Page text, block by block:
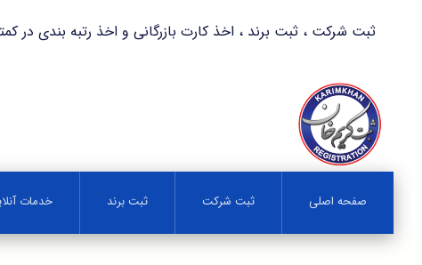
ثبت شرکت ، ثبت برند ، اخذ کارت بازرگانی و اخذ رتبه بندی در کمترین زمان با
صفحه اصلی ثبت شرکت ثبت برند خدمات